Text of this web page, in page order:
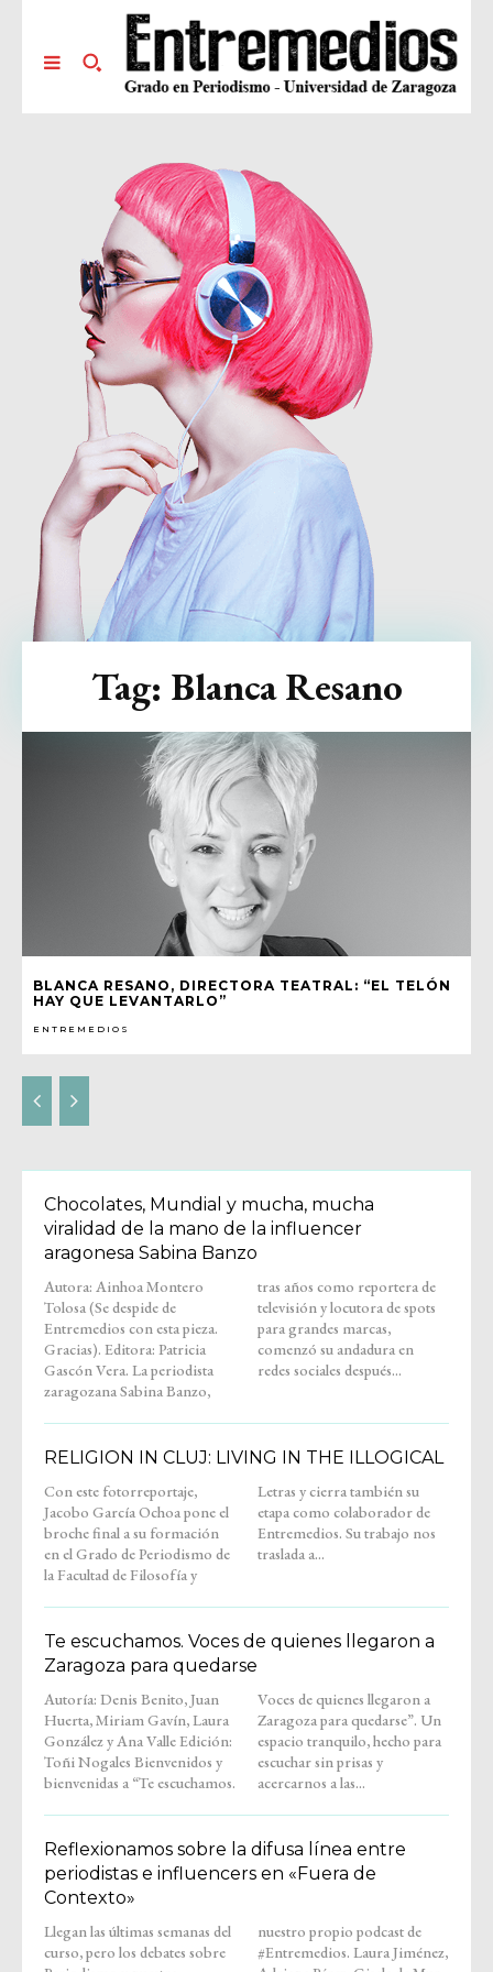
BLANCA RESANO, DIRECTORA TEATRAL: “EL TELÓN
HAY QUE LEVANTARLO”
ENTREMEDIOS
Tag: Blanca Resano
Chocolates, Mundial y mucha, mucha
viralidad de la mano de la influencer
aragonesa Sabina Banzo
Autora: Ainhoa Montero
Tolosa (Se despide de
Entremedios con esta pieza.
Gracias). Editora: Patricia
Gascón Vera. La periodista
zaragozana Sabina Banzo,
tras años como reportera de
televisión y locutora de spots
para grandes marcas,
comenzó su andadura en
redes sociales después...
RELIGION IN CLUJ: LIVING IN THE ILLOGICAL
Con este fotorreportaje,
Jacobo García Ochoa pone el
broche final a su formación
en el Grado de Periodismo de
la Facultad de Filosofía y
Letras y cierra también su
etapa como colaborador de
Entremedios. Su trabajo nos
traslada a...
Te escuchamos. Voces de quienes llegaron a
Zaragoza para quedarse
Autoría: Denis Benito, Juan
Huerta, Miriam Gavín, Laura
González y Ana Valle Edición:
Toñi Nogales Bienvenidos y
bienvenidas a “Te escuchamos.
Voces de quienes llegaron a
Zaragoza para quedarse”. Un
espacio tranquilo, hecho para
escuchar sin prisas y
acercarnos a las...
Reflexionamos sobre la difusa línea entre
periodistas e influencers en «Fuera de
Contexto»
Llegan las últimas semanas del
curso, pero los debates sobre
nuestro propio podcast de
#Entremedios. Laura Jiménez,